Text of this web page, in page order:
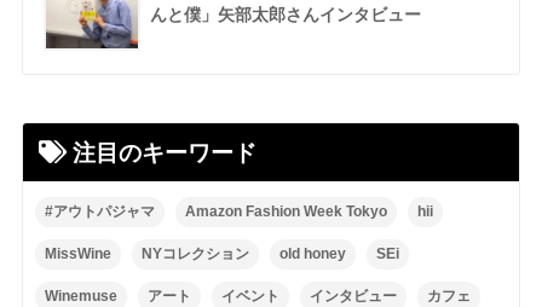
んと僕」矢部太郎さんインタビュー
注目のキーワード
#アウトパジャマ Amazon Fashion Week Tokyo hii
MissWine NYコレクション old honey SEi
Winemuse アート イベント インタビュー カフェ